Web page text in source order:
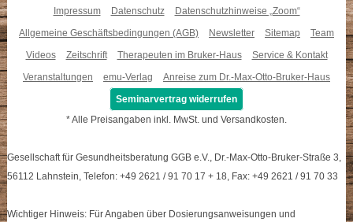
Impressum Datenschutz
Datenschutzhinweise „Zoom“
Allgemeine Geschäftsbedingungen (AGB)
Newsletter Sitemap
Team
Videos
Zeitschrift Therapeuten im Bruker-Haus
Service & Kontakt
Veranstaltungen
emu-Verlag
Anreise zum Dr.-Max-Otto-Bruker-Haus
Seminarvertrag widerrufen
* Alle Preisangaben inkl. MwSt. und Versandkosten.
Gesellschaft für Gesundheitsberatung GGB e.V., Dr.-Max-Otto-Bruker-Straße 3,
56112 Lahnstein, Telefon: +49 2621 / 91 70 17 + 18, Fax: +49 2621 / 91 70 33
Wichtiger Hinweis: Für Angaben über Dosierungsanweisungen und